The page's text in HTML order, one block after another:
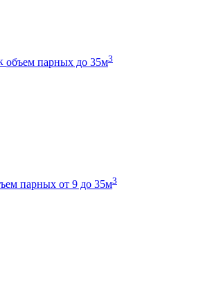
объем парных до 35м3
парных от 9 до 35м3